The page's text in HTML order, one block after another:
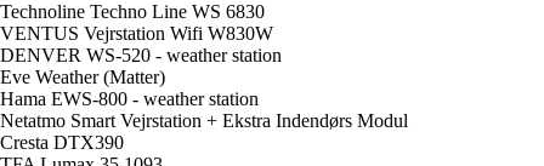
Technoline Techno Line WS 6830
VENTUS Vejrstation Wifi W830W
DENVER WS-520 - weather station
Eve Weather (Matter)
Hama EWS-800 - weather station
Netatmo Smart Vejrstation + Ekstra Indendørs Modul
Cresta DTX390